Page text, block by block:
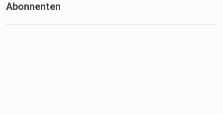
Abonnenten